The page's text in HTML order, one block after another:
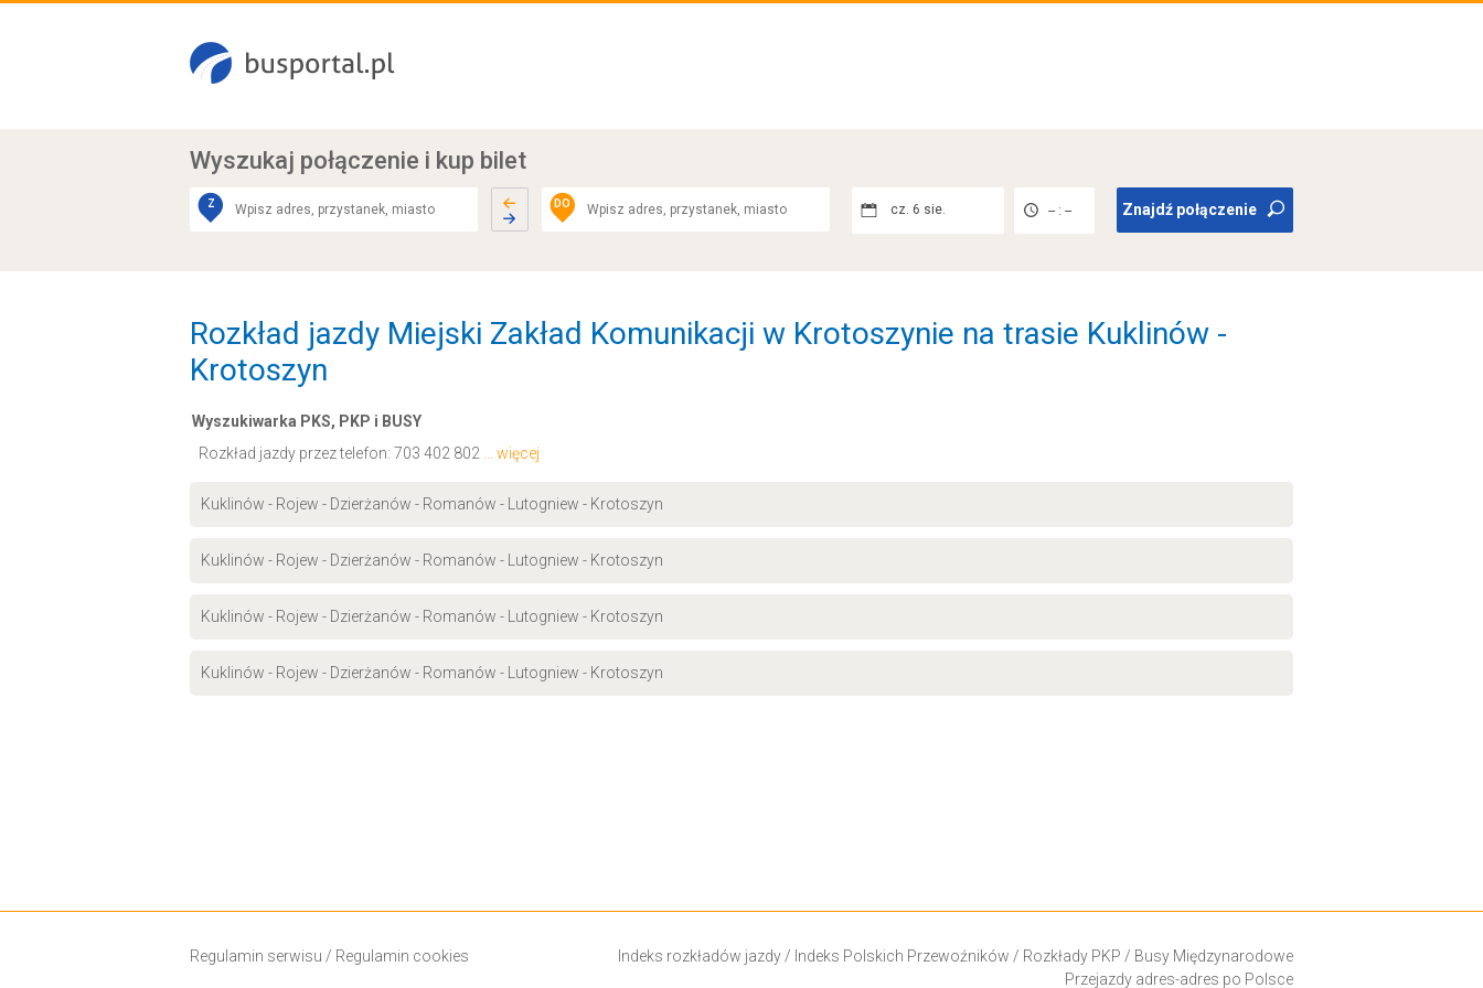
Wyszukaj połączenie i kup bilet
Z DO cz. 6 sie. -- : -- Znajdź połączenie
Rozkład jazdy Miejski Zakład Komunikacji w Krotoszynie na trasie Kuklinów -
Krotoszyn
Wyszukiwarka PKS, PKP i BUSY
Rozkład jazdy przez telefon: 703 402 802 ... więcej
Kuklinów - Rojew - Dzierżanów - Romanów - Lutogniew - Krotoszyn
Kuklinów - Rojew - Dzierżanów - Romanów - Lutogniew - Krotoszyn
Kuklinów - Rojew - Dzierżanów - Romanów - Lutogniew - Krotoszyn
Kuklinów - Rojew - Dzierżanów - Romanów - Lutogniew - Krotoszyn
Regulamin serwisu / Regulamin cookies Indeks rozkładów jazdy/ Indeks Polskich Przewoźników / Rozkłady PKP / Busy Międzynarodowe
Przejazdy adres-adres po Polsce